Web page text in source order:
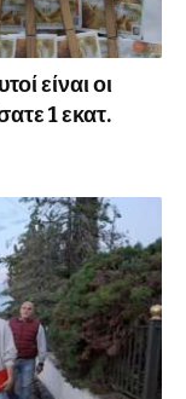
είναι οι
1 εκατ.